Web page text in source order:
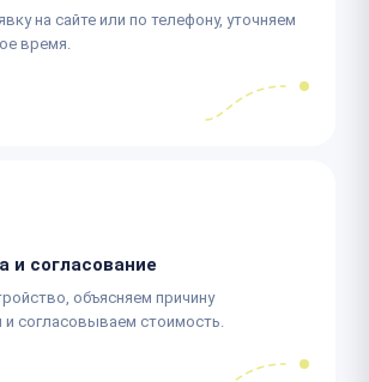
на сайте или по телефону, уточняем
время.
и согласование
объясняем причину
и согласовываем стоимость.